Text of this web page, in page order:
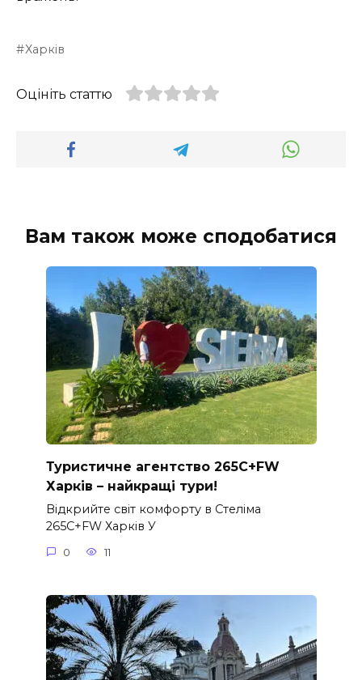
Харків
Оцініть статтю
Вам також може сподобатися
Туристичне агентство 265C+FW
Харків – найкращі тури!
Відкрийте світ комфорту в Стеліма
265C+FW Харків У
0 11